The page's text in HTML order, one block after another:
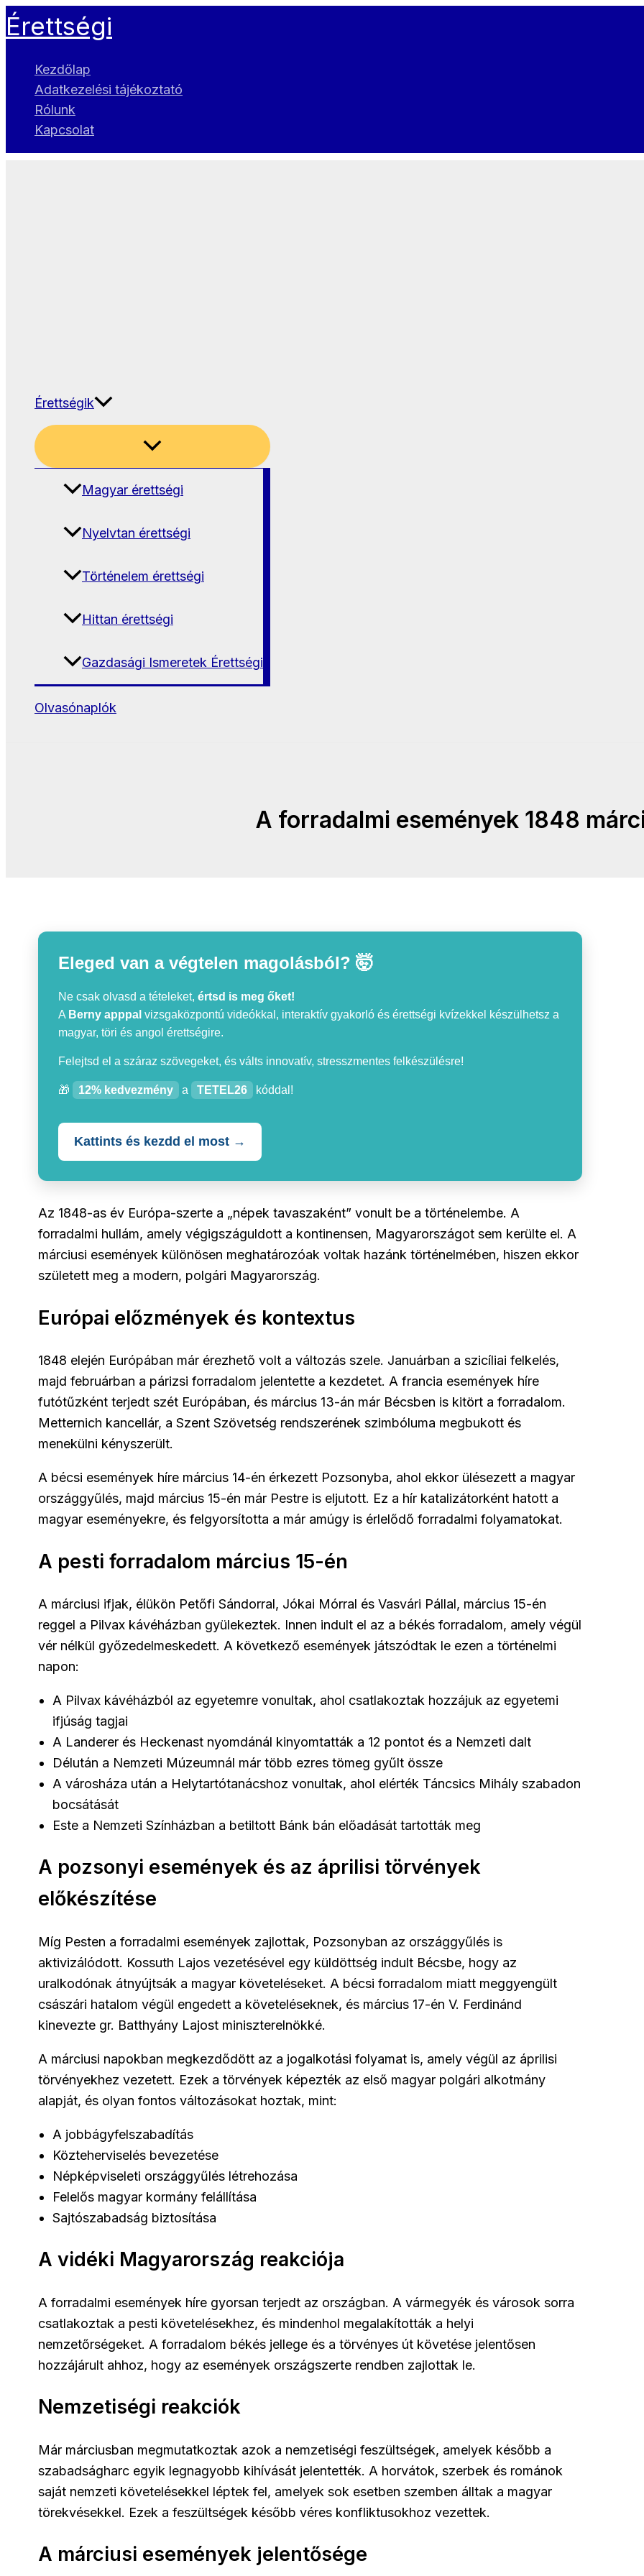
Skip
to
Érettségi
Kezdőlap
Adatkezelési tájékoztató
Rólunk
Kapcsolat
Érettségik
Magyar érettségi
Nyelvtan érettségi
Történelem érettségi
Hittan érettségi
Gazdasági Ismeretek Érettségi
Olvasónaplók
A forradalmi események 1848
Eleged van a végtelen magolásból? 🤯
Ne csak olvasd a tételeket, értsd is meg őket!
A Berny apppal vizsgaközpontú videókkal, interaktív gyakorló és érettségi kvízekkel készülhetsz a
magyar, töri és angol érettségire.
Felejtsd el a száraz szövegeket, és válts innovatív, stresszmentes felkészülésre!
🎁 12% kedvezmény a TETEL26 kóddal!
Kattints és kezdd el most →
Az 1848-as év Európa-szerte a „népek tavaszaként” vonult be a történelembe. A
forradalmi hullám, amely végigszáguldott a kontinensen, Magyarországot sem kerülte el. A
márciusi események különösen meghatározóak voltak hazánk történelmében, hiszen ekkor
született meg a modern, polgári Magyarország.
Európai előzmények és kontextus
1848 elején Európában már érezhető volt a változás szele. Januárban a szicíliai felkelés,
majd februárban a párizsi forradalom jelentette a kezdetet. A francia események híre
futótűzként terjedt szét Európában, és március 13-án már Bécsben is kitört a forradalom.
Metternich kancellár, a Szent Szövetség rendszerének szimbóluma megbukott és
menekülni kényszerült.
A bécsi események híre március 14-én érkezett Pozsonyba, ahol ekkor ülésezett a magyar
országgyűlés, majd március 15-én már Pestre is eljutott. Ez a hír katalizátorként hatott a
magyar eseményekre, és felgyorsította a már amúgy is érlelődő forradalmi folyamatokat.
A pesti forradalom március 15-én
A márciusi ifjak, élükön Petőfi Sándorral, Jókai Mórral és Vasvári Pállal, március 15-én
reggel a Pilvax kávéházban gyülekeztek. Innen indult el az a békés forradalom, amely végül
vér nélkül győzedelmeskedett. A következő események játszódtak le ezen a történelmi
napon:
A Pilvax kávéházból az egyetemre vonultak, ahol csatlakoztak hozzájuk az egyetemi
ifjúság tagjai
A Landerer és Heckenast nyomdánál kinyomtatták a 12 pontot és a Nemzeti dalt
Délután a Nemzeti Múzeumnál már több ezres tömeg gyűlt össze
A városháza után a Helytartótanácshoz vonultak, ahol elérték Táncsics Mihály szabadon
bocsátását
Este a Nemzeti Színházban a betiltott Bánk bán előadását tartották meg
A pozsonyi események és az áprilisi törvények
előkészítése
Míg Pesten a forradalmi események zajlottak, Pozsonyban az országgyűlés is
aktivizálódott. Kossuth Lajos vezetésével egy küldöttség indult Bécsbe, hogy az
uralkodónak átnyújtsák a magyar követeléseket. A bécsi forradalom miatt meggyengült
császári hatalom végül engedett a követeléseknek, és március 17-én V. Ferdinánd
kinevezte gr. Batthyány Lajost miniszterelnökké.
A márciusi napokban megkezdődött az a jogalkotási folyamat is, amely végül az áprilisi
törvényekhez vezetett. Ezek a törvények képezték az első magyar polgári alkotmány
alapját, és olyan fontos változásokat hoztak, mint:
A jobbágyfelszabadítás
Közteherviselés bevezetése
Népképviseleti országgyűlés létrehozása
Felelős magyar kormány felállítása
Sajtószabadság biztosítása
A vidéki Magyarország reakciója
A forradalmi események híre gyorsan terjedt az országban. A vármegyék és városok sorra
csatlakoztak a pesti követelésekhez, és mindenhol megalakították a helyi
nemzetőrségeket. A forradalom békés jellege és a törvényes út követése jelentősen
hozzájárult ahhoz, hogy az események országszerte rendben zajlottak le.
Nemzetiségi reakciók
Már márciusban megmutatkoztak azok a nemzetiségi feszültségek, amelyek később a
szabadságharc egyik legnagyobb kihívását jelentették. A horvátok, szerbek és románok
saját nemzeti követelésekkel léptek fel, amelyek sok esetben szemben álltak a magyar
törekvésekkel. Ezek a feszültségek később véres konfliktusokhoz vezettek.
A márciusi események jelentősége